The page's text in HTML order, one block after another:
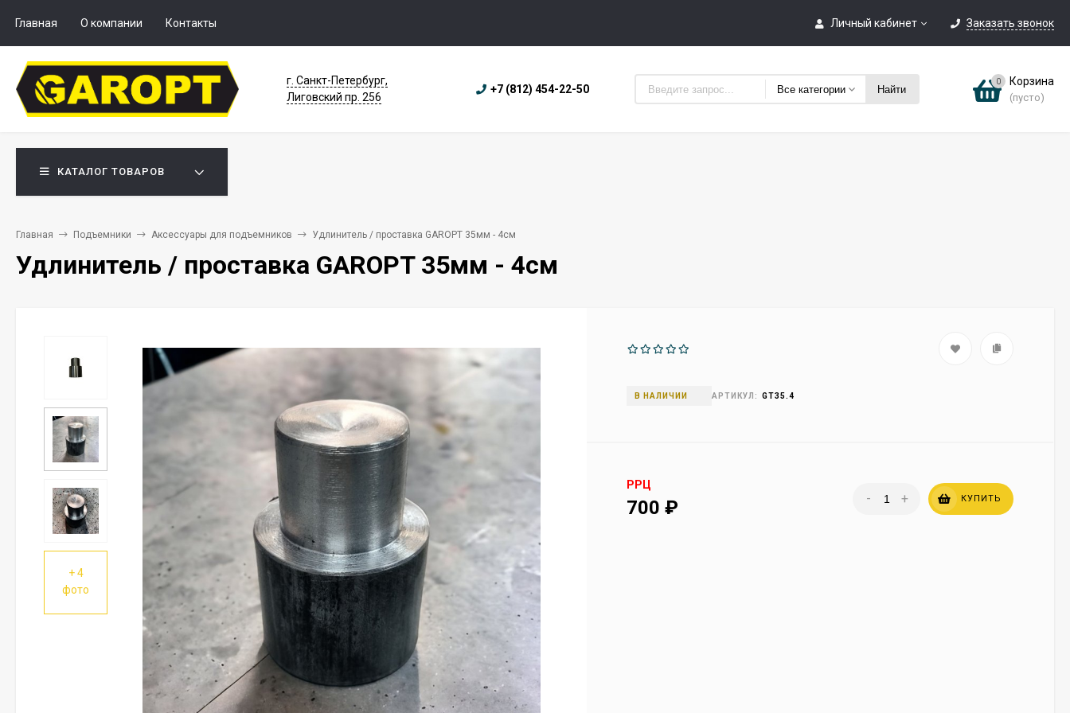
Личный кабинет Заказать звонок
Главная О компании Контакты
г. Санкт-Петербург,
Лиговский пр. 256
+7 (812) 454-22-50 Все категории Найти
0 Корзина
(пусто)
КАТАЛОГ ТОВАРОВ
Главная Подъемники Аксессуары для подъемников Удлинитель / проставка GAROPT 35мм - 4см
Удлинитель / проставка GAROPT 35мм - 4см
+ 4
фото
В НАЛИЧИИ АРТИКУЛ: GT35.4
РРЦ
700₽ - + КУПИТЬ